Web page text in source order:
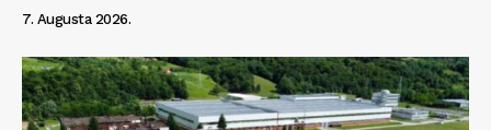
7. Augusta 2026.